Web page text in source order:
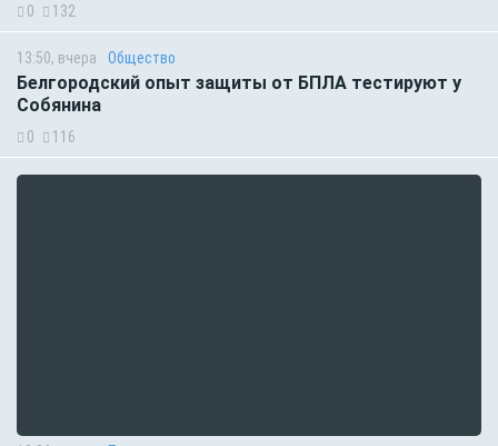
0 132
13:50, вчера Общество
Белгородский опыт защиты от БПЛА тестируют у
Собянина
0 116